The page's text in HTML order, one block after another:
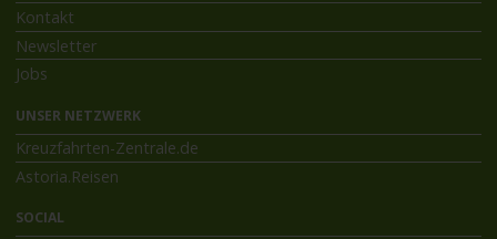
Kontakt
Newsletter
Jobs
UNSER NETZWERK
Kreuzfahrten-Zentrale.de
Astoria.Reisen
SOCIAL